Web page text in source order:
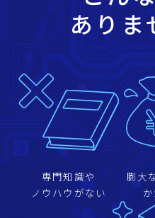
ありま
専門知識や
ノウハウがない
膨大